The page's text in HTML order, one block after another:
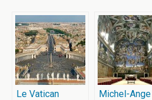
Le Vatican
Michel-Ange